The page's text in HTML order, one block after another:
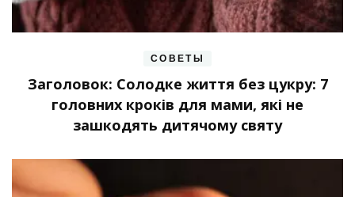
СОВЕТЫ
Заголовок: Солодке життя без цукру: 7
головних кроків для мами, які не
зашкодять дитячому святу